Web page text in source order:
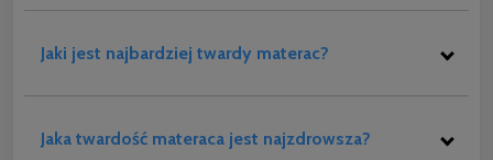
Jaki jest najbardziej twardy materac?
Jaka twardość materaca jest najzdrowsza?